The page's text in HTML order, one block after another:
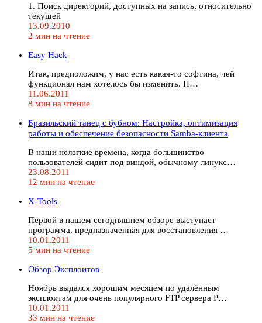
1. Поиск директорий, доступных на запись, относительно
текущей
13.09.2010
2 мин на чтение
Easy Hack
Итак, предположим, у нас есть какая-то софтина, чей
функционал нам хотелось бы изменить. П…
11.06.2011
8 мин на чтение
Бразильский танец с бубном: Настройка, оптимизация
работы и обеспечение безопасности Samba-клиента
В наши нелегкие времена, когда большинство
пользователей сидит под виндой, обычному линукс…
23.08.2011
12 мин на чтение
X-Tools
Первой в нашем сегодняшнем обзоре выступает
программа, предназначенная для восстановления …
10.01.2011
5 мин на чтение
Обзор Эксплоитов
Ноябрь выдался хорошим месяцем по удалённым
эксплоитам для очень популярного FTP сервера P…
10.01.2011
33 мин на чтение